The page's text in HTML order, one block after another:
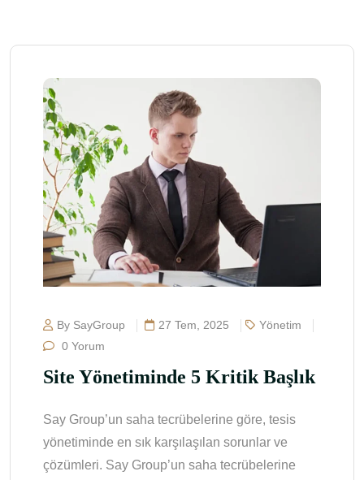
By SayGroup 27 Tem, 2025
Yönetim
0 Yorum
Site Yönetiminde 5 Kritik Başlık
Say Group’un saha tecrübelerine göre, tesis
yönetiminde en sık karşılaşılan sorunlar ve
çözümleri. Say Group’un saha tecrübelerine